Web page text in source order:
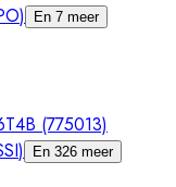
) En 7 meer
(775013)
) En 326 meer